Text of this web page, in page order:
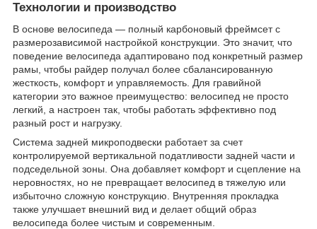
Технологии и производство
В основе велосипеда — полный карбоновый фреймсет с
размерозависимой настройкой конструкции. Это значит, что
поведение велосипеда адаптировано под конкретный размер
рамы, чтобы райдер получал более сбалансированную
жесткость, комфорт и управляемость. Для гравийной
категории это важное преимущество: велосипед не просто
легкий, а настроен так, чтобы работать эффективно под
разный рост и нагрузку.
Система задней микроподвески работает за счет
контролируемой вертикальной податливости задней части и
подседельной зоны. Она добавляет комфорт и сцепление на
неровностях, но не превращает велосипед в тяжелую или
избыточно сложную конструкцию. Внутренняя прокладка
также улучшает внешний вид и делает общий образ
велосипеда более чистым и современным.